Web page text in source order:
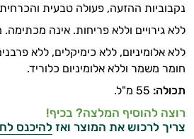
אנטי
אייג'ינג
טיפוח
הגוף
נקבוביות ההזעה, פעולה טבעית
ללא גירויים וללא פריחות. אינה
ללא אלומיניום, ללא כימיקלים, ללא
חומר משמר וללא אלומיניום כלוריד.
תכולה: 55 מ"ל.
רוצה להוסיף המלצה? בכיף!
צריך לרכוש את המוצר ואזלהיכנס